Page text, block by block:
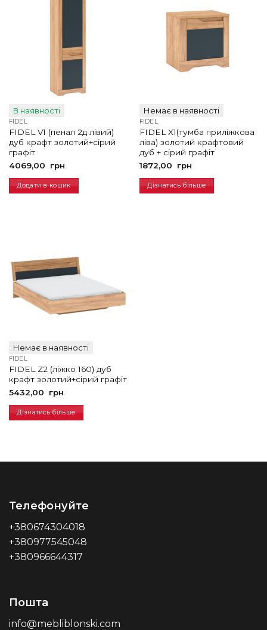
В наявності
FIDEL
FIDEL V1 (пенал 2д лівий)
дуб крафт золотий+сірий
графіт
4069,00
грн
Додати в кошик
Немає в наявності
FIDEL
FIDEL X1(тумба приліжкова
ліва) золотий крафтовий
дуб + сірий графіт
1872,00
грн
Дізнатись більше
Немає в наявності
FIDEL
FIDEL Z2 (ліжко 160) дуб
крафт золотий+сірий графіт
5432,00
грн
Дізнатись більше
Телефонуйте
+380674304018
+380977545048
+380966644317
Пошта
info@mebliblonski.com